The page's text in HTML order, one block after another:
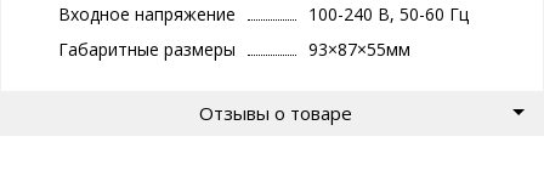
Входное напряжение
100-240 В, 50-60 Гц
Габаритные размеры
93×87×55мм
Отзывы о товаре